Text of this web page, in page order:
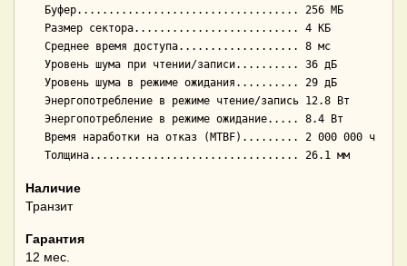
Наличие
Транзит
Гарантия
12 мес.